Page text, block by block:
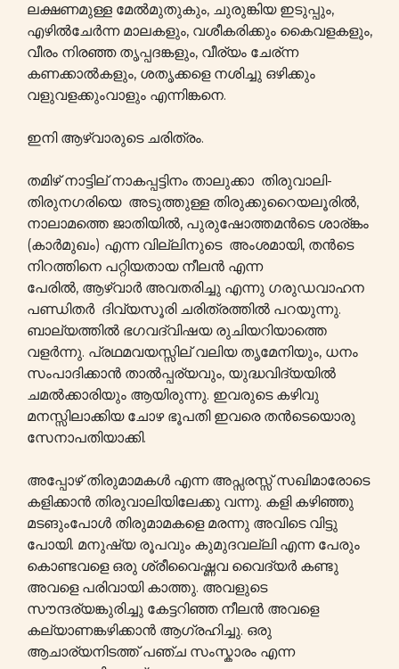
ലക്ഷണമുള്ള മേൽമുതുകും, ചുരുങ്കിയ ഇടുപ്പും,
എഴിൽചേർന്ന മാലകളും, വശീകരിക്കും കൈവളകളും,
വീരം നിരഞ്ഞ തൃപ്പദങ്കളും, വീര്യം ചേര്ന്ന
കണക്കാൽകളും, ശതൃക്കളെ നശിച്ചു ഒഴിക്കും
വളുവളക്കുംവാളും എന്നിങ്കനെ.
ഇനി ആഴ്വാരുടെ ചരിത്രം.
തമിഴ് നാട്ടില് നാകപ്പട്ടിനം താലുക്കാ തിരുവാലി-
തിരുനഗരിയെ അടുത്തുള്ള തിരുക്കുറൈയലൂരിൽ,
നാലാമത്തെ ജാതിയിൽ, പുരുഷോത്തമൻടെ ശാര്ങ്കം
(കാർമുഖം) എന്ന വില്ലിനുടെ അംശമായി, തൻടെ
നിറത്തിനെ പറ്റിയതായ നീലൻ എന്ന
പേരിൽ, ആഴ്വാർ അവതരിച്ചു എന്നു ഗരുഡവാഹന
പണ്ഡിതർ ദിവ്യസൂരി ചരിത്രത്തിൽ പറയുന്നു.
ബാല്യത്തിൽ ഭഗവദ്വിഷയ രുചിയറിയാത്തെ
വളർന്നു. പ്രഥമവയസ്സില് വലിയ തൃമേനിയും, ധനം
സംപാദിക്കാൻ താൽപ്പര്യവും, യുദ്ധവിദ്യയിൽ
ചമൽക്കാരിയും ആയിരുന്നു. ഇവരുടെ കഴിവു
മനസ്സിലാക്കിയ ചോഴ ഭൂപതി ഇവരെ തൻടെയൊരു
സേനാപതിയാക്കി.
അപ്പോഴ് തിരുമാമകൾ എന്ന അപ്സരസ്സ് സഖിമാരോടെ
കളിക്കാൻ തിരുവാലിയിലേക്കു വന്നു. കളി കഴിഞ്ഞു
മടങുംപോൾ തിരുമാമകളെ മരന്നു അവിടെ വിട്ടു
പോയി. മനുഷ്യ രൂപവും കുമുദവല്ലി എന്ന പേരും
കൊണ്ടവളെ ഒരു ശ്രീവൈഷ്ണവ വൈദ്യർ കണ്ടു
അവളെ പരിവായി കാത്തു. അവളുടെ
സൗന്ദര്യങ്കുരിച്ചു കേട്ടറിഞ്ഞ നീലൻ അവളെ
കല്യാണങ്കഴിക്കാൻ ആഗ്രഹിച്ചു. ഒരു
ആചാര്യനിടത്ത് പഞ്ച സംസ്കാരം എന്ന